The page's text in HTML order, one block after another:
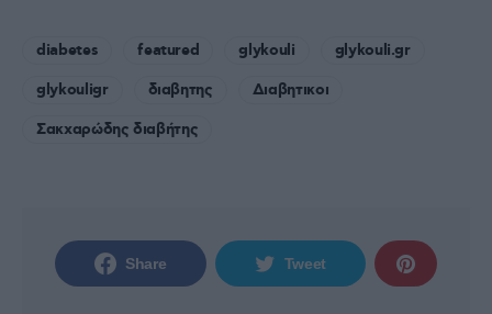
diabetes featured glykouli
glykouli.gr
glykouligr
διαβητης
Διαβητικοι
Σακχαρώδης διαβήτης
Share Tweet